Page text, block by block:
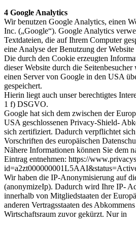
4 Google Analytics
Wir benutzen Google Analytics, einen
Inc. („Google“). Google Analytics
Textdateien, die auf Ihrem Computer
eine Analyse der Benutzung der
Die durch den Cookie erzeugten
dieser Website durch die
einen Server von Google in den USA
gespeichert.
Hierin liegt auch unser berechtigtes
1 f) DSGVO.
Google hat sich dem zwischen der
USA geschlossenen Privacy-Shield-
sich zertifiziert. Dadurch verpflichtet
Vorschriften des europäischen
Nähere Informationen können Sie dem
Eintrag entnehmen: https://
Wir haben die IP-Anonymisierung auf
(anonymizeIp). Dadurch wird Ihre IP-
innerhalb von Mitgliedstaaten der
anderen Vertragsstaaten des
Wirtschaftsraum zuvor gekürzt. Nur in